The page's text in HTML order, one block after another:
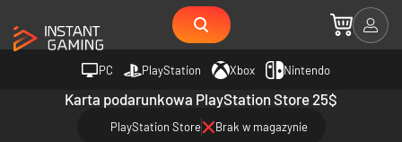
PC PlayStation Xbox Nintendo
Karta podarunkowa PlayStation Store 25$
PlayStation Store Brak w magazynie